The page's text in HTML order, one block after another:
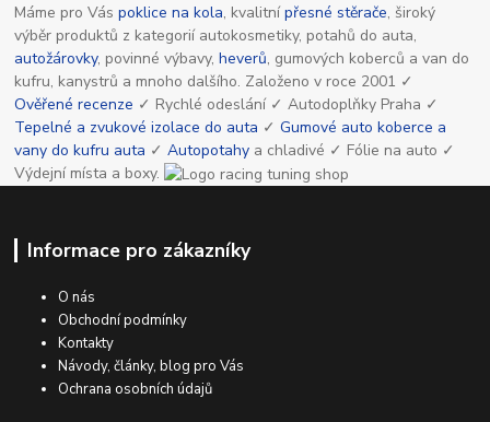
Máme pro Váspoklice na kola, kvalitnípřesné stěrače, široký
výběr produktů z kategorií autokosmetiky, potahů do auta,
autožárovky, povinné výbavy,heverů, gumových koberců a van do
kufru, kanystrů a mnoho dalšího. Založeno v roce 2001 ✓
Ověřené recenze ✓ Rychlé odeslání ✓ Autodoplňky Praha ✓
Tepelné a zvukové izolace do auta ✓Gumové auto koberce a
vany do kufru auta ✓Autopotahy a chladivé ✓ Fólie na auto ✓
Výdejní místa a boxy.
Informace pro zákazníky
O nás
Obchodní podmínky
Kontakty
Návody, články, blog pro Vás
Ochrana osobních údajů